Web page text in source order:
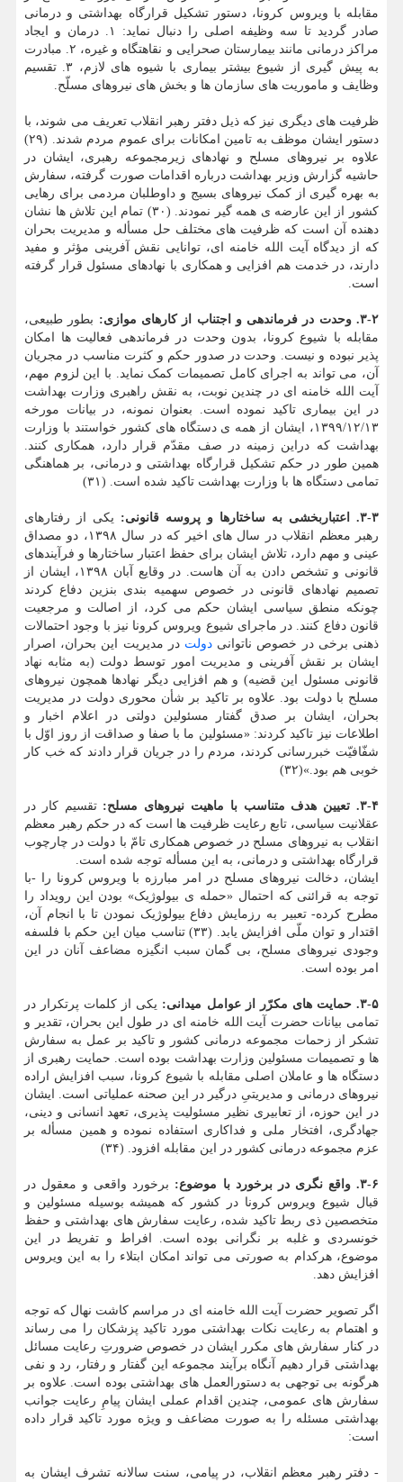
مقابله با ویروس کرونا، دستور تشکیل قرارگاه بهداشتی و درمانی
صادر گردید تا سه وظیفه اصلی را دنبال نماید: ۱. درمان و ایجاد
مراکز درمانی مانند بیمارستان صحرایی و نقاهتگاه و غیره، ۲. مبادرت
به پیش گیری از شیوع بیشتر بیماری با شیوه های لازم، ۳. تقسیم
وظایف و ماموریت های سازمان ها و بخش های نیروهای مسلّح.
ظرفیت های دیگری نیز که ذیل دفتر رهبر انقلاب تعریف می شوند، با
دستور ایشان موظف به تامین امکانات برای عموم مردم شدند. (۲۹)
علاوه بر نیروهای مسلح و نهادهای زیرمجموعه رهبری، ایشان در
حاشیه گزارش وزیر بهداشت درباره اقدامات صورت گرفته، سفارش
به بهره گیری از کمک نیروهای بسیج و داوطلبان مردمی برای رهایی
کشور از این عارضه ی همه گیر نمودند. (۳۰) تمام این تلاش ها نشان
دهنده آن است که ظرفیت های مختلف حل مسأله و مدیریت بحران
که از دیدگاه آیت الله خامنه ای، توانایی نقش آفرینی مؤثر و مفید
دارند، در خدمت هم افزایی و همکاری با نهادهای مسئول قرار گرفته
است.
۳-۲. وحدت در فرماندهی و اجتناب از کارهای موازی : بطور طبیعی،
مقابله با شیوع کرونا، بدون وحدت در فرماندهی فعالیت ها امکان
پذیر نبوده و نیست. وحدت در صدور حکم و کثرت مناسب در مجریان
آن، می تواند به اجرای کامل تصمیمات کمک نماید. با این لزوم مهم،
آیت الله خامنه ای در چندین نوبت، به نقش راهبری وزارت بهداشت
در این بیماری تاکید نموده است. بعنوان نمونه، در بیانات مورخه
۱۳۹۹/۱۲/۱۳، ایشان از همه ی دستگاه های کشور خواستند با وزارت
بهداشت که دراین زمینه در صف مقدّم قرار دارد، همکاری کنند.
همین طور در حکم تشکیل قرارگاه بهداشتی و درمانی، بر هماهنگی
تمامی دستگاه ها با وزارت بهداشت تاکید شده است. (۳۱)
۳-۳. اعتباربخشی به ساختارها و پروسه قانونی : یکی از رفتارهای
رهبر معظم انقلاب در سال های اخیر که در سال ۱۳۹۸، دو مصداق
عینی و مهم دارد، تلاش ایشان برای حفظ اعتبار ساختارها و فرآیندهای
قانونی و تشخص دادن به آن هاست. در وقایع آبان ۱۳۹۸، ایشان از
تصمیم نهادهای قانونی در خصوص سهمیه بندی بنزین دفاع کردند
چونکه منطق سیاسی ایشان حکم می کرد، از اصالت و مرجعیت
قانون دفاع کنند. در ماجرای شیوع ویروس کرونا نیز با وجود احتمالات
ذهنی برخی در خصوص ناتوانی دولت در مدیریت این بحران، اصرار
ایشان بر نقش آفرینی و مدیریت امور توسط دولت (به مثابه نهاد
قانونی مسئول این قضیه) و هم افزایی دیگر نهادها همچون نیروهای
مسلح با دولت بود. علاوه بر تاکید بر شأن محوری دولت در مدیریت
بحران، ایشان بر صدق گفتار مسئولین دولتی در اعلام اخبار و
اطلاعات نیز تاکید کردند: «مسئولین ما با صفا و صداقت از روز اوّل با
شفّافیّت خبررسانی کردند، مردم را در جریان قرار دادند که خب کار
خوبی هم بود.»(۳۲)
۳-۴. تعیین هدف متناسب با ماهیت نیروهای مسلح:
تقسیم کار در
عقلانیت سیاسی، تابع رعایت ظرفیت ها است که در حکم رهبر معظم
انقلاب به نیروهای مسلح در خصوص همکاری تامّ با دولت در چارچوب
قرارگاه بهداشتی و درمانی، به این مسأله توجه شده است.
ایشان، دخالت نیروهای مسلح در امر مبارزه با ویروس کرونا را -با
توجه به قرائنی که احتمال «حمله ی بیولوژیک» بودن این رویداد را
مطرح کرده- تعبیر به رزمایش دفاع بیولوژیک نمودن تا با انجام آن،
اقتدار و توان ملّی افزایش یابد. (۳۳) تناسب میان این حکم با فلسفه
وجودی نیروهای مسلح، بی گمان سبب انگیزه مضاعف آنان در این
امر بوده است.
۳-۵. حمایت های مکرّر از عوامل میدانی:
یکی از کلمات پرتکرار در
تمامی بیانات حضرت آیت الله خامنه ای در طول این بحران، تقدیر و
تشکر از زحمات مجموعه درمانی کشور و تاکید بر عمل به سفارش
ها و تصمیمات مسئولین وزارت بهداشت بوده است. حمایت رهبری از
دستگاه ها و عاملان اصلی مقابله با شیوع کرونا، سبب افزایش اراده
نیروهای درمانی و مدیریتیِ درگیر در این صحنه عملیاتی است. ایشان
در این حوزه، از تعابیری نظیر مسئولیت پذیری، تعهد انسانی و دینی،
جهادگری، افتخار ملی و فداکاری استفاده نموده و همین مسأله بر
عزم مجموعه درمانی کشور در این مقابله افزود. (۳۴)
۳-۶. واقع نگری در برخورد با موضوع : برخورد واقعی و معقول در
قبال شیوع ویروس کرونا در کشور که همیشه بوسیله مسئولین و
متخصصین ذی ربط تاکید شده، رعایت سفارش های بهداشتی و حفظ
خونسردی و غلبه بر نگرانی بوده است. افراط و تفریط در این
موضوع، هرکدام به صورتی می تواند امکان ابتلاء را به این ویروس
افزایش دهد.
اگر تصویر حضرت آیت الله خامنه ای در مراسم کاشت نهال که توجه
و اهتمام به رعایت نکات بهداشتی مورد تاکید پزشکان را می رساند
در کنار سفارش های مکرر ایشان در خصوص ضرورتِ رعایت مسائل
بهداشتی قرار دهیم آنگاه برآیند مجموعه این گفتار و رفتار، رد و نفی
هرگونه بی توجهی به دستورالعمل های بهداشتی بوده است. علاوه بر
سفارش های عمومی، چندین اقدام عملی ایشان پیامِ رعایت جوانب
بهداشتی مسئله را به صورت مضاعف و ویژه مورد تاکید قرار داده
است:
- دفتر رهبر معظم انقلاب، در پیامی، سنت سالانه تشرف ایشان به